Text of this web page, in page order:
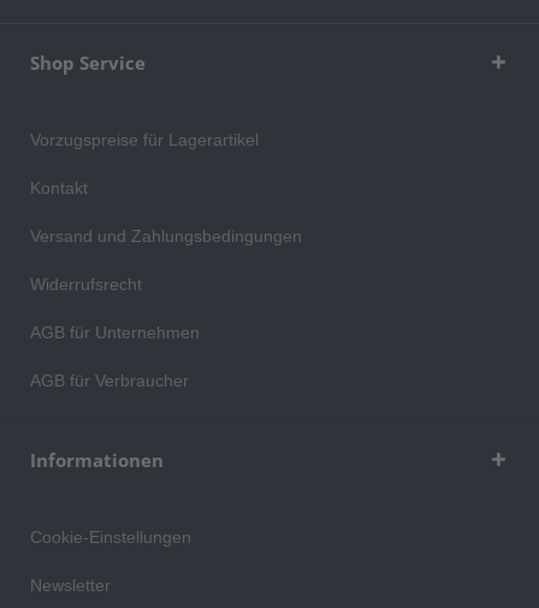
Shop Service
Vorzugspreise für Lagerartikel
Kontakt
Versand und Zahlungsbedingungen
Widerrufsrecht
AGB für Unternehmen
AGB für Verbraucher
Informationen
Cookie-Einstellungen
Newsletter